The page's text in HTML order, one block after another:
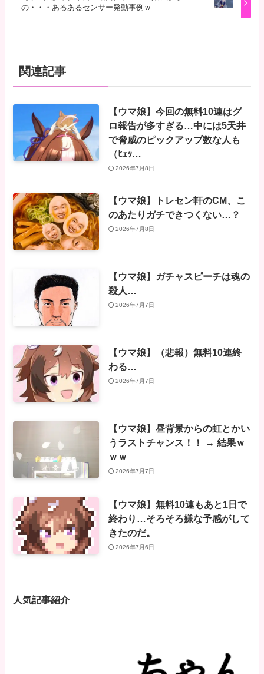
の・・・あるあるセンサー発動事例ｗ
関連記事
【ウマ娘】今回の無料10連はグ
ロ報告が多すぎる…中には5天井
で脅威のピックアップ数な人も
（ﾋｪｯ…
2026年7月8日
【ウマ娘】トレセン軒のCM、こ
のあたりガチできつくない…？
2026年7月8日
【ウマ娘】ガチャスピーチは魂の
殺人…
2026年7月7日
【ウマ娘】（悲報）無料10連終
わる…
2026年7月7日
【ウマ娘】昼背景からの虹とかい
うラストチャンス！！ → 結果ｗ
ｗｗ
2026年7月7日
【ウマ娘】無料10連もあと1日で
終わり…そろそろ嫌な予感がして
きたのだ。
2026年7月6日
人気記事紹介